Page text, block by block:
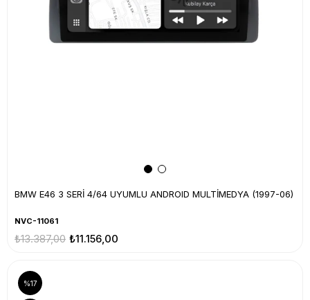
BMW E46 3 SERİ 4/64 UYUMLU ANDROID MULTİMEDYA (1997-06)
NVC-11061
₺11.156,00
₺13.387,00
%17